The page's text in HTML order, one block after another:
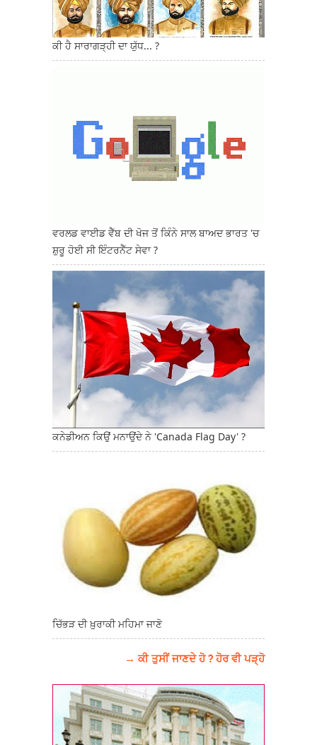
ਕੀ ਹੈ ਸਾਰਾਗੜ੍ਹੀ ਦਾ ਯੁੱਧ... ?
ਵਰਲਡ ਵਾਈਡ ਵੈੱਬ ਦੀ ਖੋਜ ਤੋਂ ਕਿੰਨੇ ਸਾਲ ਬਾਅਦ ਭਾਰਤ 'ਚ
ਸ਼ੁਰੂ ਹੋਈ ਸੀ ਇੰਟਰਨੈੱਟ ਸੇਵਾ ?
ਕਨੇਡੀਅਨ ਕਿਉਂ ਮਨਾਉਂਦੇ ਨੇ 'Canada Flag Day' ?
ਚਿੱਭੜ ਦੀ ਖ਼ੁਰਾਕੀ ਮਹਿਮਾ ਜਾਣੋ
→ ਕੀ ਤੁਸੀਂ ਜਾਣਦੇ ਹੋ ? ਹੋਰ ਵੀ ਪੜ੍ਹੋ